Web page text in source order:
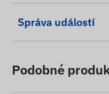
Správa událostí
Podobné